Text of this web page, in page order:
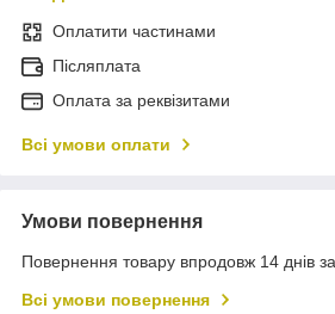
Оплатити частинами
Післяплата
Оплата за реквізитами
Всі умови оплати
Умови повернення
Повернення товару впродовж 14 днів
Всі умови повернення